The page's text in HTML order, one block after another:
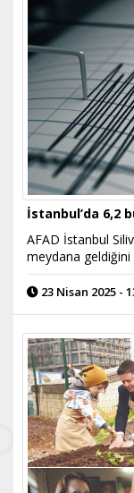
İstanbul’da 6,2
AFAD İstanbul
meydana geldiğini
23 Nisan 2025 -